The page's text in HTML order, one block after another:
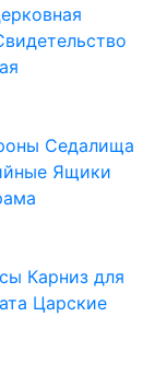
Седалища
Ящики
Карниз для
Царские